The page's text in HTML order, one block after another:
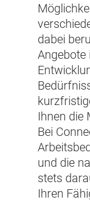
dabei
Angebote
Ihnen die
Bei
und die
stets
Ihren